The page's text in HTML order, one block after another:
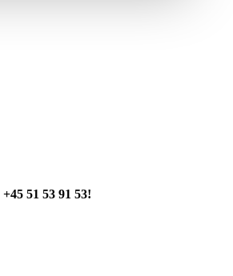
+45 51 53 91 53!